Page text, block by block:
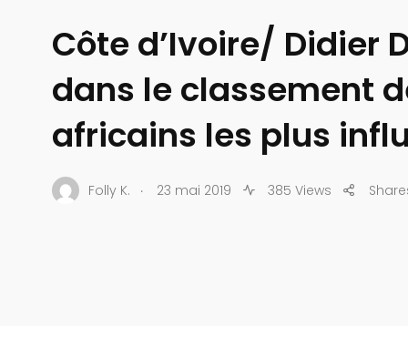
Côte d’Ivoire/ Didier
dans le classement
africains les plus
Folly K. . 23 mai 2019 385 Views